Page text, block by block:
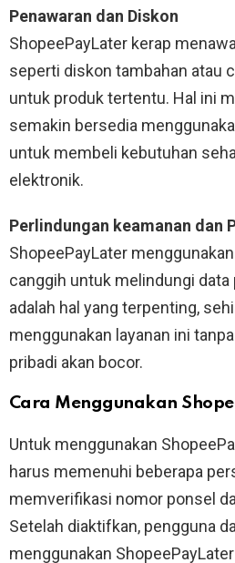
Penawaran dan Diskon
ShopeePayLater kerap
seperti diskon tambahan atau
untuk produk tertentu. Hal ini
semakin bersedia
untuk membeli kebutuhan
elektronik.
Perlindungan keamanan dan
ShopeePayLater
canggih untuk melindungi data
adalah hal yang terpenting,
menggunakan layanan ini
pribadi akan bocor.
Cara Menggunakan
Untuk menggunakan
harus memenuhi beberapa
memverifikasi nomor ponsel
Setelah diaktifkan, pengguna
menggunakan